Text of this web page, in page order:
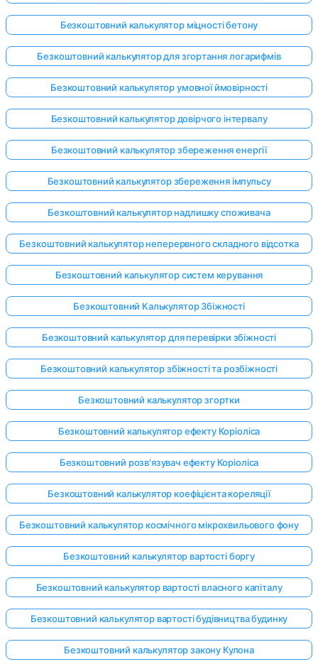
Безкоштовний калькулятор міцності бетону
Безкоштовний калькулятор для згортання логарифмів
Безкоштовний калькулятор умовної ймовірності
Безкоштовний калькулятор довірчого інтервалу
Безкоштовний калькулятор збереження енергії
Безкоштовний калькулятор збереження імпульсу
Безкоштовний калькулятор надлишку споживача
Безкоштовний калькулятор неперервного складного відсотка
Безкоштовний калькулятор систем керування
Безкоштовний Калькулятор Збіжності
Безкоштовний калькулятор для перевірки збіжності
Безкоштовний калькулятор збіжності та розбіжності
Безкоштовний калькулятор згортки
Безкоштовний калькулятор ефекту Коріоліса
Безкоштовний розв'язувач ефекту Коріоліса
Безкоштовний калькулятор коефіцієнта кореляції
Безкоштовний калькулятор космічного мікрохвильового фону
Безкоштовний калькулятор вартості боргу
Безкоштовний калькулятор вартості власного капіталу
Безкоштовний калькулятор вартості будівництва будинку
Безкоштовний калькулятор закону Кулона